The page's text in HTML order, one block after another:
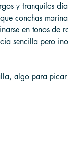
y tranquilos
conchas
en tonos
sencilla pero
algo para